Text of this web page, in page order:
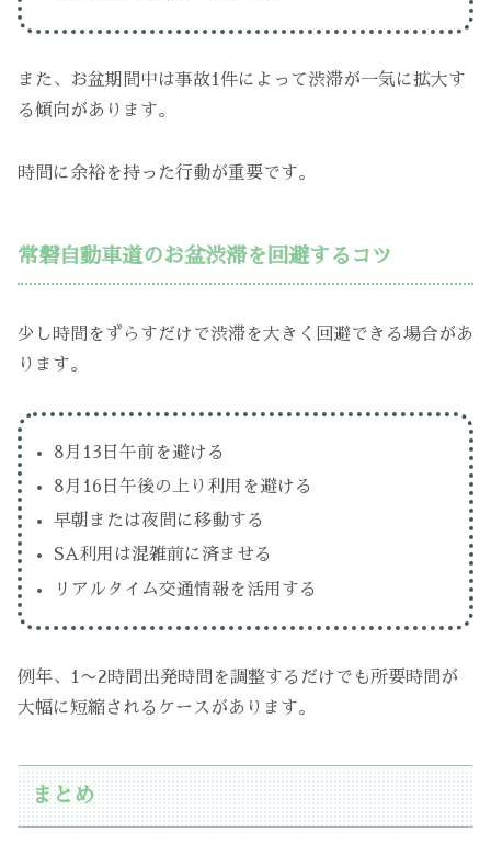
また、お盆期間中は事故1件によって渋滞が一気に拡大す
る傾向があります。
時間に余裕を持った行動が重要です。
常磐自動車道のお盆渋滞を回避するコツ
少し時間をずらすだけで渋滞を大きく回避できる場合があ
ります。
8月13日午前を避ける
8月16日午後の上り利用を避ける
早朝または夜間に移動する
SA利用は混雑前に済ませる
リアルタイム交通情報を活用する
例年、1〜2時間出発時間を調整するだけでも所要時間が
大幅に短縮されるケースがあります。
まとめ